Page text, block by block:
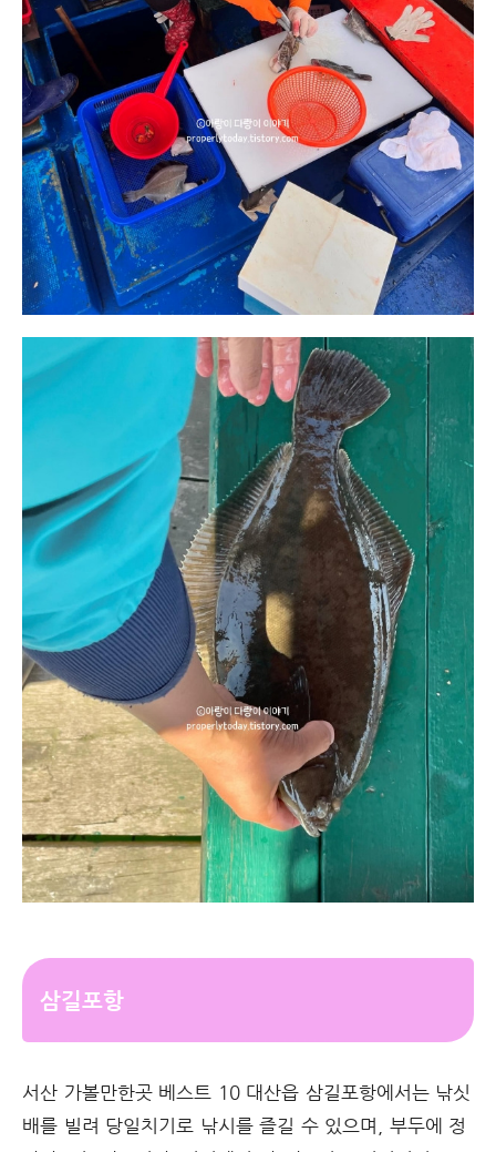
삼길포항
서산 가볼만한곳 베스트 10 대산읍 삼길포항에서는 낚싯
배를 빌려 당일치기로 낚시를 즐길 수 있으며, 부두에 정